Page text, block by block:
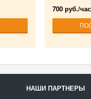
700 руб./час
НАШИ ПАРТНЕРЫ